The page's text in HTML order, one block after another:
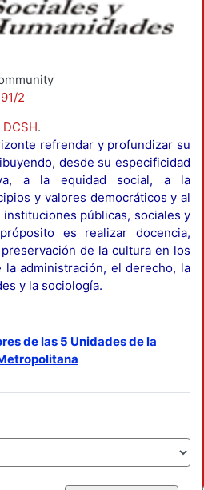
2
.
refrendar y profundizar su
desde su especificidad
a la equidad social, a la
y valores democráticos y al
públicas, sociales y
es realizar docencia,
de la cultura en los
administración, el derecho, la
y la sociología.
de las 5 Unidades de la